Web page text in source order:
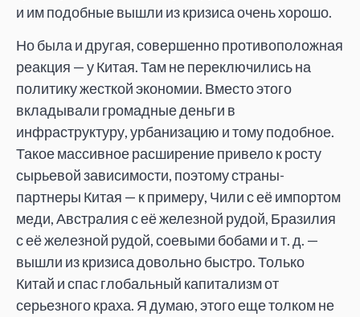
и им подобные вышли из кризиса очень хорошо.
Но была и другая, совершенно противоположная
реакция — у Китая. Там не переключились на
политику жесткой экономии. Вместо этого
вкладывали громадные деньги в
инфраструктуру, урбанизацию и тому подобное.
Такое массивное расширение привело к росту
сырьевой зависимости, поэтому страны-
партнеры Китая — к примеру, Чили с её импортом
меди, Австралия с её железной рудой, Бразилия
с её железной рудой, соевыми бобами и т. д. —
вышли из кризиса довольно быстро. Только
Китай и спас глобальный капитализм от
серьезного краха. Я думаю, этого еще толком не